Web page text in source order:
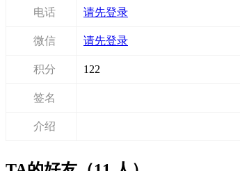
电话 请先登录
微信 请先登录
积分 122
签名
介绍